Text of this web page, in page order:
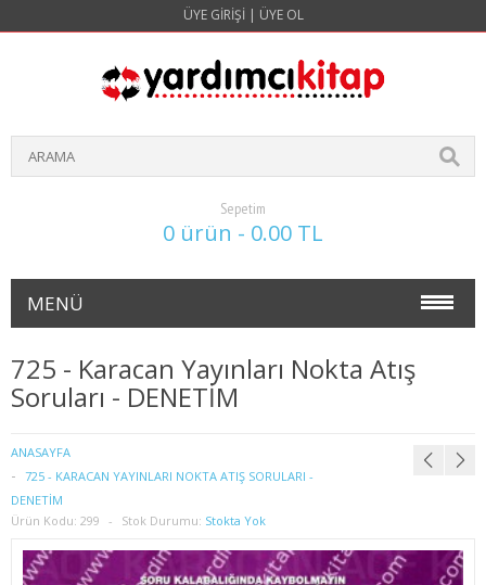
ÜYE GIRIŞI | ÜYE OL
Sepetim
0 ürün - 0.00 TL
MENÜ
İŞLETME
1. SINIF 1. YARIYIL İŞLETME
1. SINIF 2. YARIYIL İŞLETME
2. SINIF 3. YARIYIL İŞLETME
725 - Karacan Yayınları Nokta Atış
Soruları - DENETİM
ANASAYFA
725 - KARACAN YAYINLARI NOKTA ATIŞ SORULARI -
DENETİM
Ürün Kodu: 299 Stok Durumu: Stokta Yok